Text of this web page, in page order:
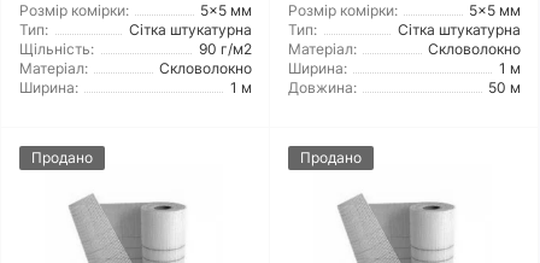
Розмір комірки:
5x5 мм
Тип:
Сітка штукатурна
Щільність:
90 г/м2
Матеріал:
Скловолокно
Ширина:
1 м
Розмір комірки:
5x5 мм
Тип:
Сітка штукатурна
Матеріал:
Скловолокно
Ширина:
1 м
Довжина:
50 м
Продано Продано